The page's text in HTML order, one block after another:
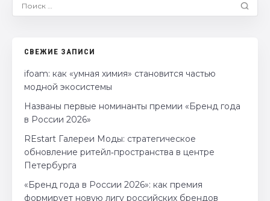
СВЕЖИЕ ЗАПИСИ
ifoam: как «умная химия» становится частью
модной экосистемы
Названы первые номинанты премии «Бренд года
в России 2026»
REstart Галереи Моды: стратегическое
обновление ритейл‑пространства в центре
Петербурга
«Бренд года в России 2026»: как премия
формирует новую лигу российских брендов